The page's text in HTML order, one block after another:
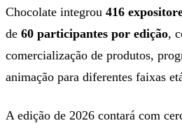
Chocolate integrou 416
de 60 participantes por edição,
comercialização de produtos,
animação para diferentes faixas
A edição de 2026 contará com